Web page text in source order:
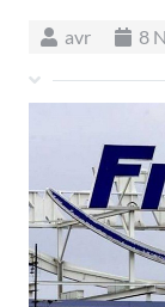
avr 8